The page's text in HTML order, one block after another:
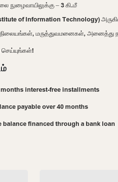
நுழைவாயிலுக்கு – 3 கி.மீ
of Information Technology)
மருத்துவமனைகள், அனைத்து
செய்யுங்கள்!
interest-free installments
payable over 40 months
balance financed through a bank loan